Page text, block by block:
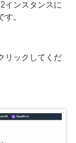
インスタンスに
。
リックしてくだ